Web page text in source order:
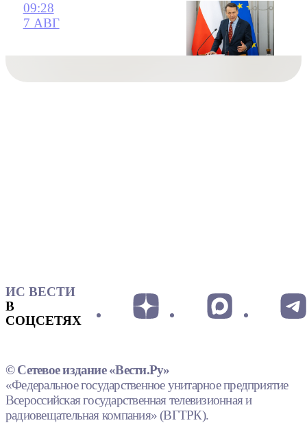
09:28
7 АВГ
ИС ВЕСТИ
В
СОЦСЕТЯХ
© Сетевое издание «Вести.Ру»
«Федеральное государственное унитарное предприятие
Всероссийская государственная телевизионная и
радиовещательная компания» (ВГТРК).